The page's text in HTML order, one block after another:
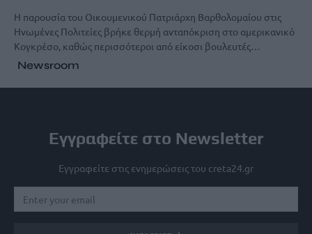
Η παρουσία του Οικουμενικού Πατριάρχη Βαρθολομαίου στις
Ηνωμένες Πολιτείες βρήκε θερμή ανταπόκριση στο αμερικανικό
Κογκρέσο, καθώς περισσότεροι από είκοσι βουλευτές…
Newsroom
Εγγραφείτε στο Newsletter
Εγγραφείτε στις ενημερώσεις του creta24.gr